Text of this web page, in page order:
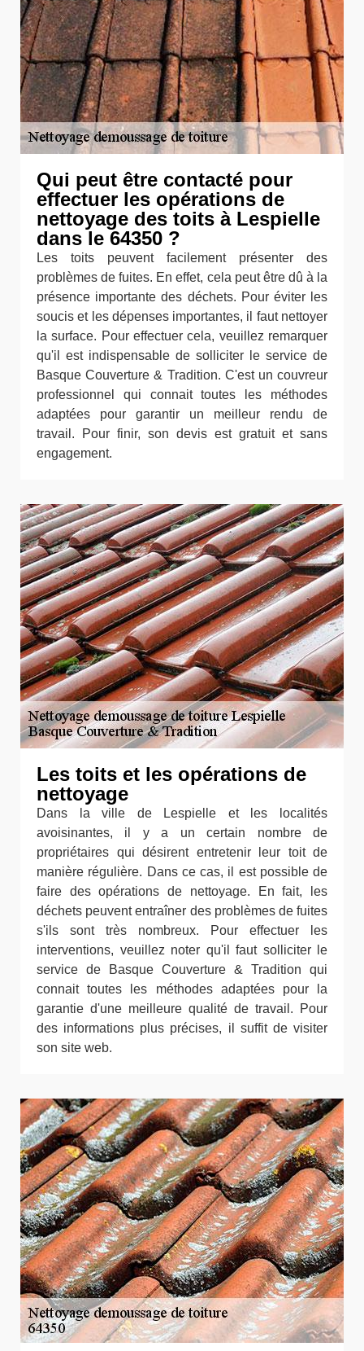
Qui peut être contacté pour
effectuer les opérations de
nettoyage des toits à Lespielle
dans le 64350 ?
Les toits peuvent facilement présenter des
problèmes de fuites. En effet, cela peut être dû à la
présence importante des déchets. Pour éviter les
soucis et les dépenses importantes, il faut nettoyer
la surface. Pour effectuer cela, veuillez remarquer
qu'il est indispensable de solliciter le service de
Basque Couverture & Tradition. C'est un couvreur
professionnel qui connait toutes les méthodes
adaptées pour garantir un meilleur rendu de
travail. Pour finir, son devis est gratuit et sans
engagement.
Les toits et les opérations de
nettoyage
Dans la ville de Lespielle et les localités
avoisinantes, il y a un certain nombre de
propriétaires qui désirent entretenir leur toit de
manière régulière. Dans ce cas, il est possible de
faire des opérations de nettoyage. En fait, les
déchets peuvent entraîner des problèmes de fuites
s'ils sont très nombreux. Pour effectuer les
interventions, veuillez noter qu'il faut solliciter le
service de Basque Couverture & Tradition qui
connait toutes les méthodes adaptées pour la
garantie d'une meilleure qualité de travail. Pour
des informations plus précises, il suffit de visiter
son site web.